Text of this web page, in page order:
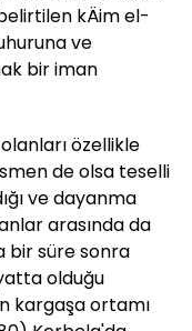
kÄim el-
ve
bir iman
özellikle
de olsa teselli
ve dayanma
arasında da
bir süre sonra
olduğu
kargaşa ortamı